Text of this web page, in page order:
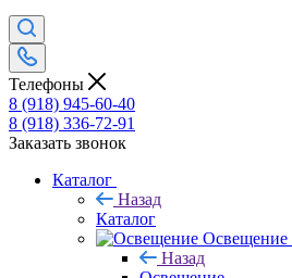
Телефоны
8 (918) 945-60-40
8 (918) 336-72-91
Заказать звонок
Каталог
Назад
Каталог
Освещение
Назад